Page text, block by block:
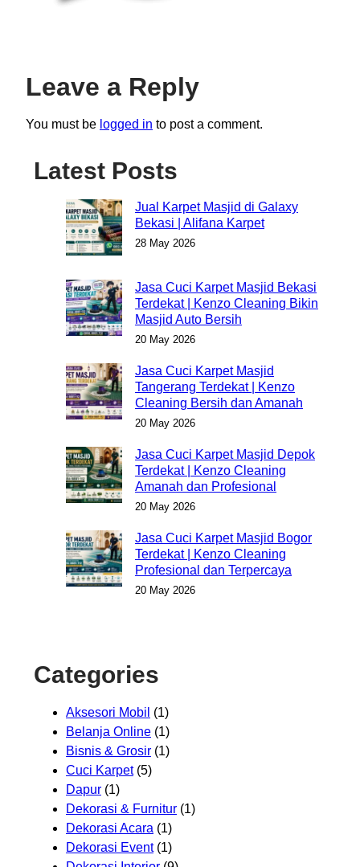
Leave a Reply
You must be logged in to post a comment.
Latest Posts
Jual Karpet Masjid di Galaxy
Bekasi | Alifana Karpet
28 May 2026
Jasa Cuci Karpet Masjid Bekasi
Terdekat | Kenzo Cleaning Bikin
Masjid Auto Bersih
20 May 2026
Jasa Cuci Karpet Masjid
Tangerang Terdekat | Kenzo
Cleaning Bersih dan Amanah
20 May 2026
Jasa Cuci Karpet Masjid Depok
Terdekat | Kenzo Cleaning
Amanah dan Profesional
20 May 2026
Jasa Cuci Karpet Masjid Bogor
Terdekat | Kenzo Cleaning
Profesional dan Terpercaya
20 May 2026
Categories
Aksesori Mobil (1)
Belanja Online (1)
Bisnis & Grosir (1)
Cuci Karpet(5)
Dapur (1)
Dekorasi & Furnitur (1)
Dekorasi Acara (1)
Dekorasi Event(1)